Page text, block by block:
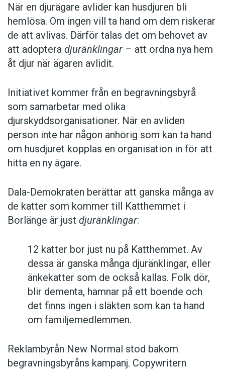
När en djurägare avlider kan husdjuren bli
hemlösa. Om ingen vill ta hand om dem riskerar
de att avlivas. Därför talas det om behovet av
att adoptera djuränklingar – att ordna nya hem
åt djur när ägaren avlidit.
Initiativet kommer från en begravningsbyrå
som samarbetar med olika
djurskyddsorganisationer. När en avliden
person inte har någon anhörig som kan ta hand
om husdjuret kopplas en organisation in för att
hitta en ny ägare.
Dala-Demokraten berättar att ganska många av
de katter som kommer till Katthemmet i
Borlänge är just djuränklingar:
12 katter bor just nu på Katthemmet. Av
dessa är ganska många djuränklingar, eller
änkekatter som de också kallas. Folk dör,
blir dementa, hamnar på ett boende och
det finns ingen i släkten som kan ta hand
om familjemedlemmen.
Reklambyrån New Normal stod bakom
begravningsbyråns kampanj. Copywritern